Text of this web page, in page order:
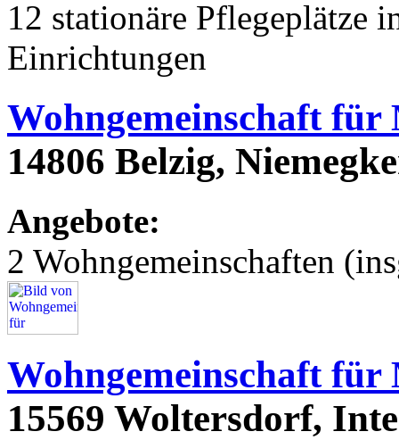
12 stationäre Pflegeplätze
Einrichtungen
Wohngemeinschaft für
14806 Belzig,
Angebote:
2 Wohngemeinschaften
Wohngemeinschaft für
15569 Woltersdorf,